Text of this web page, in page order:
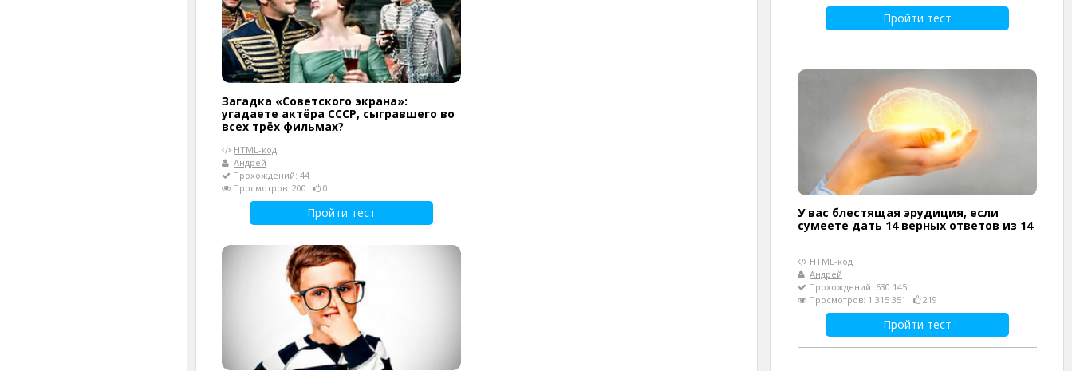
Загадка «Советского экрана»:
угадаете актёра СССР, сыгравшего во
всех трёх фильмах?
HTML-код
Андрей
Прохождений: 44
Просмотров: 200
0
Пройти тест
Пройти тест
У вас блестящая эрудиция, если
сумеете дать 14 верных ответов из 14
HTML-код
Андрей
Прохождений: 630 145
Просмотров: 1 315 351
219
Пройти тест